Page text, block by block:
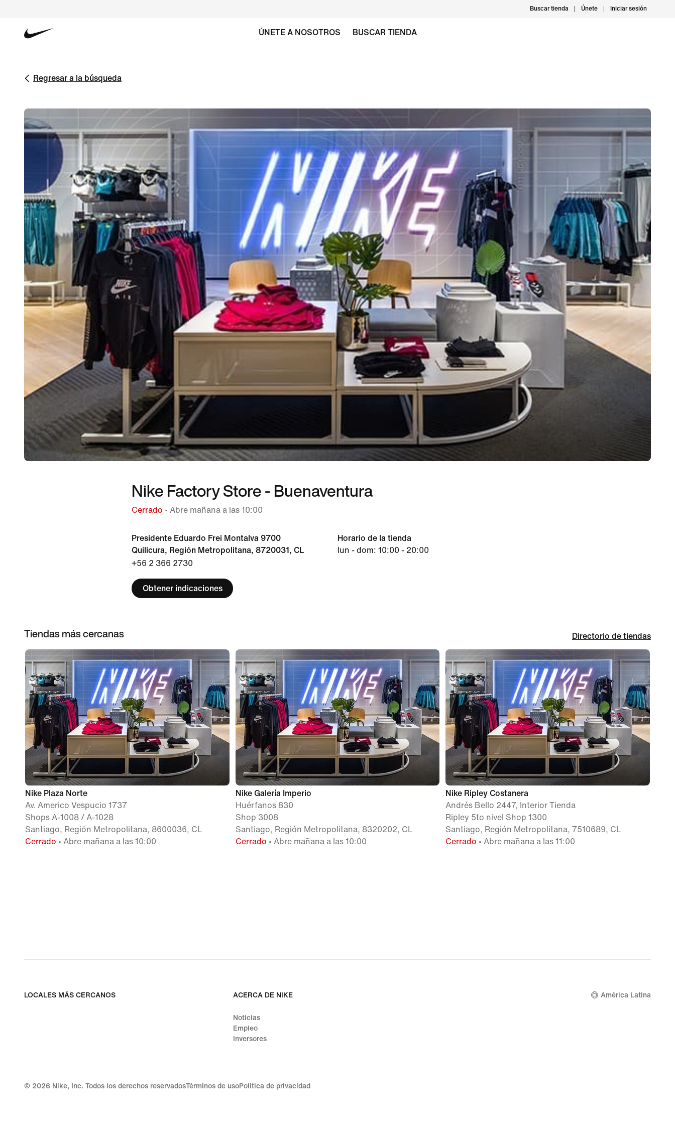
Buscar tienda Únete Iniciar sesión
ÚNETE A NOSOTROS BUSCAR TIENDA
Regresar a la búsqueda
Nike Factory Store - Buenaventura
Cerrado • Abre mañana a las 10:00
Presidente Eduardo Frei Montalva 9700
Quilicura, Región Metropolitana, 8720031, CL
+56 2 366 2730
Obtener indicaciones
Horario de la tienda
lun - dom: 10:00 - 20:00
Tiendas más cercanas Directorio de tiendas
Nike Plaza Norte
Av. Americo Vespucio 1737
Shops A-1008 / A-1028
Santiago, Región Metropolitana, 8600036, CL
Cerrado • Abre mañana a las 10:00
Nike Galería Imperio
Huérfanos 830
Shop 3008
Santiago, Región Metropolitana, 8320202, CL
Cerrado • Abre mañana a las 10:00
Nike Ripley Costanera
Andrés Bello 2447, Interior Tienda
Ripley 5to nivel Shop 1300
Santiago, Región Metropolitana, 7510689, CL
Cerrado • Abre mañana a las 11:00
LOCALES MÁS CERCANOS ACERCA DE NIKE
Noticias
Empleo
Inversores
América Latina
© 2026 Nike, Inc. Todos los derechos reservadosTérminos de usoPolítica de privacidad